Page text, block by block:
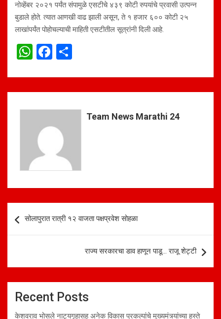
नोव्हेंबर २०२१ पर्यंत संपामुळे एसटीचे ४३९ कोटी रुपयांचे प्रवासी उत्पन्न
बुडाले होते. त्यात आणखी वाढ झाली असून, ते १ हजार ६०० कोटी २५
लाखांपर्यंत पोहोचल्याची माहिती एसटीतील सूत्रांनी दिली आहे.
W
at
A
p
p
F
ce
o
o
k
ar
Team News Marathi 24
navigation
सोलापुरात रात्री १२ वाजता पक्षप्रवेश सोहळा
राज्य सरकारचा डाव हाणून पाडू… राजू शेट्टी
Recent Posts
केशवराव भोसले नाट्यगृहासह अनेक विकास प्रकल्पांचे मुख्यमंत्र्यांच्या हस्ते